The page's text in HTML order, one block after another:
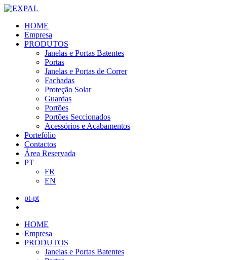
HOME
Empresa
PRODUTOS
Janelas e Portas Batentes
Portas
Janelas e Portas de Correr
Fachadas
Proteção Solar
Guardas
Portões
Portões Seccionados
Acessórios e Acabamentos
Portefólio
Contactos
Área Reservada
PT
FR
EN
pt-pt
HOME
Empresa
PRODUTOS
Janelas e Portas Batentes